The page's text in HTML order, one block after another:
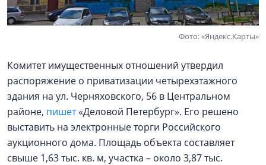
Фото: «Яндекс.Карты»
Комитет имущественных отношений утвердил
распоряжение о приватизации четырехэтажного
здания на ул. Черняховского, 56 в Центральном
районе, пишет«Деловой Петербург». Его решено
выставить на электронные торги Российского
аукционного дома. Площадь объекта составляет
свыше 1,63 тыс. кв. м, участка – около 3,87 тыс.